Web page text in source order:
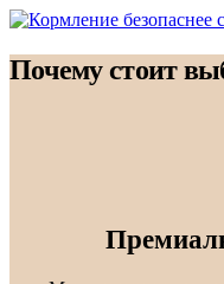
Почему стоит